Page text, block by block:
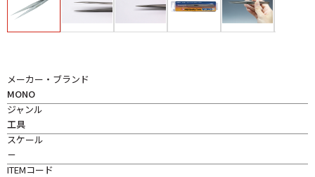
メーカー・ブランド
MONO
ジャンル
工具
スケール
－
ITEMコード